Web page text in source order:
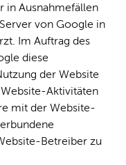
in Ausnahmefällen
von Google in
Im Auftrag des
diese
der Website
Aktivitäten
mit der Website-
Betreiber zu